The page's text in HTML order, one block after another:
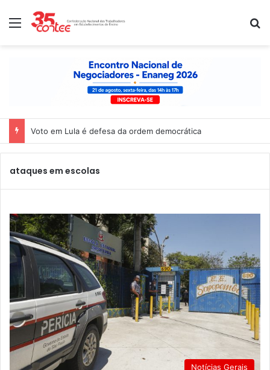
Menu
Voto em Lula é defesa da ordem democrática
ataques em escolas
Notícias Gerais